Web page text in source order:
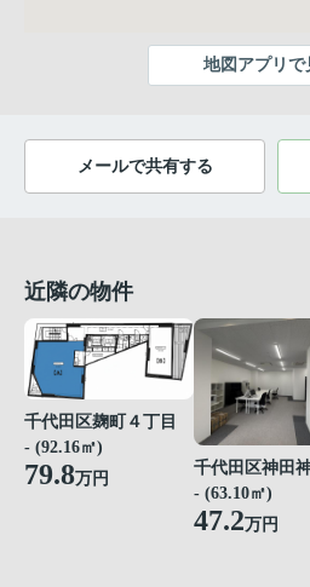
地図アプリで
メールで共有する
近隣の物件
千代田区麹町４丁目
- (92.16㎡)
79.8万円
千代田区神田
- (63.10㎡)
47.2万円